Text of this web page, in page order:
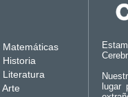
Matemáticas
Historia
Literatura
Arte
lugar